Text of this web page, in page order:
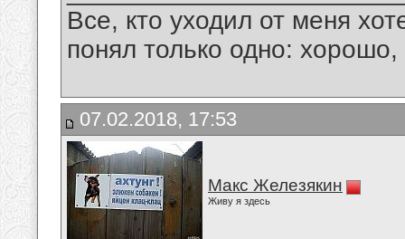
Все, кто уходил от меня
понял только одно:
07.02.2018, 17:53
Макс Железякин
Живу я здесь